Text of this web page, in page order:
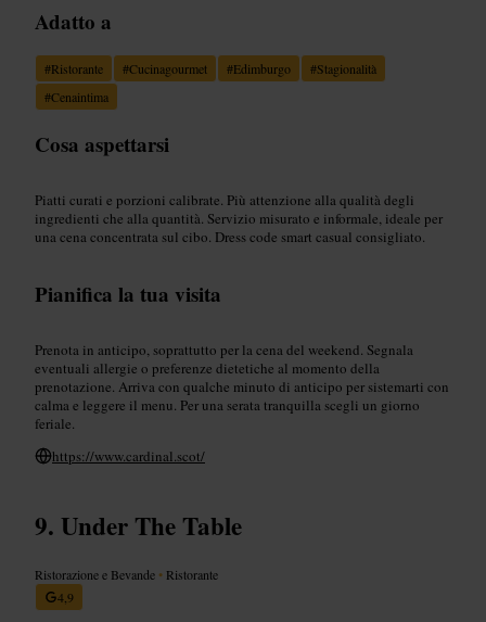
Adatto a
#Ristorante #Cucinagourmet #Edimburgo #Stagionalità
#Cenaintima
Cosa aspettarsi
Piatti curati e porzioni calibrate. Più attenzione alla qualità degli
ingredienti che alla quantità. Servizio misurato e informale, ideale per
una cena concentrata sul cibo. Dress code smart casual consigliato.
Pianifica la tua visita
Prenota in anticipo, soprattutto per la cena del weekend. Segnala
eventuali allergie o preferenze dietetiche al momento della
prenotazione. Arriva con qualche minuto di anticipo per sistemarti con
calma e leggere il menu. Per una serata tranquilla scegli un giorno
feriale.
https://www.cardinal.scot/
Under The Table
Ristorazione e Bevande • Ristorante
4,9